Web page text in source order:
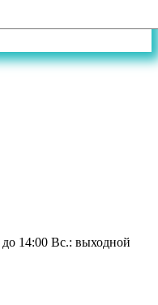
14:00 Вс.: выходной